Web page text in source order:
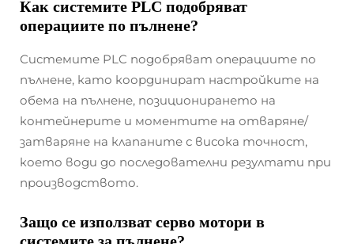
Как системите PLC подобряват
операциите по пълнене?
Системите PLC подобряват операциите по
пълнене, като координират настройките на
обема на пълнене, позиционирането на
контейнерите и моментите на отваряне/
затваряне на клапаните с висока точност,
което води до последователни резултати при
производството.
Защо се използват серво мотори в